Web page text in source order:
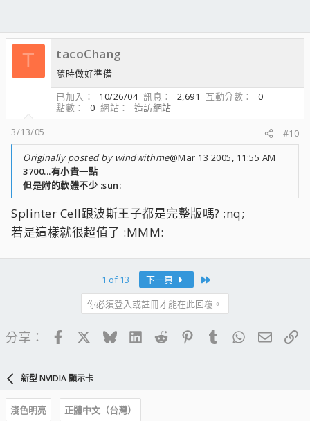
T tacoChang
隨時做好準備
已加入
10/26/04 訊息 2,691 互動分數
0
點數
0 網站
造訪網站
3/13/05
#10
Originally posted by windwithme@Mar 13 2005, 11:55 AM
3700...有小貴一點
但是附的軟體不少 :sun:
Splinter Cell跟波斯王子都是完整版嗎? ;nq;
若是這樣就很超值了 :MMM:
1 of 13 下一頁
你必須登入或註冊才能在此回覆。
分享： FacebookBlueskyLinkedIn
Reddit PinterestTumblrWhatsApp
電子
新型 NVIDIA 顯示卡
淺色明亮
正體中文（台灣）